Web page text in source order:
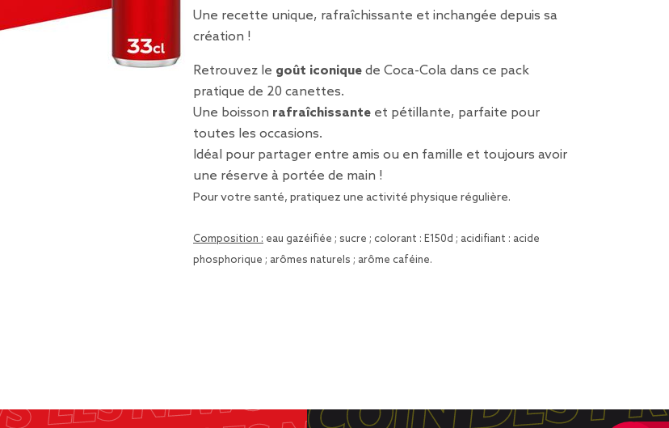
Une recette unique, rafraîchissante et inchangée depuis sa
création !
Retrouvez le goût iconique de Coca-Cola dans ce pack
pratique de 20 canettes.
Une boisson rafraîchissante et pétillante, parfaite pour
toutes les occasions.
Idéal pour partager entre amis ou en famille et toujours avoir
une réserve à portée de main !
Pour votre santé, pratiquez une activité physique régulière.
Composition : eau gazéifiée ; sucre ; colorant : E150d ; acidifiant : acide
phosphorique ; arômes naturels ; arôme caféine.